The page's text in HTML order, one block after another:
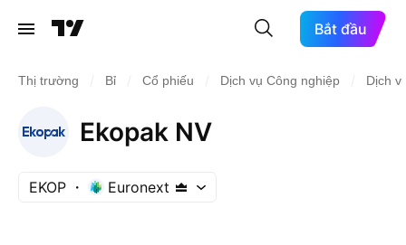
Bắt đầu
Thị trường Bỉ Cổ phiếu Dịch vụ Công nghiệp Dịch
Ekopak NV
EKOP Euronext